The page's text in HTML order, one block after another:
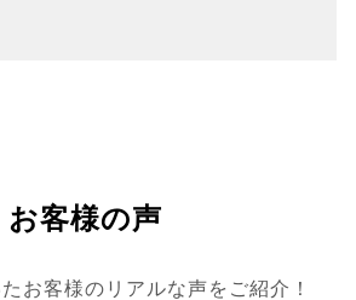
お客様の声
お客様のリアルな声をご紹介！